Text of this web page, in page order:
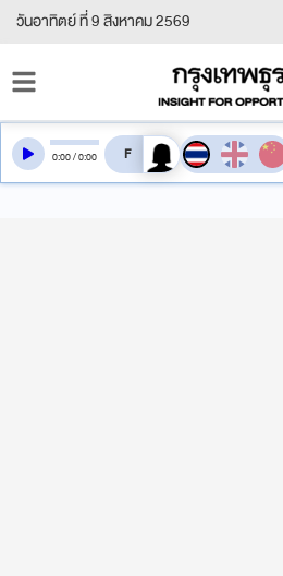
วันอาทิตย์ ที่ 9 สิงหาคม 2569
0:00/0:00 สลับเสียงอ่าน